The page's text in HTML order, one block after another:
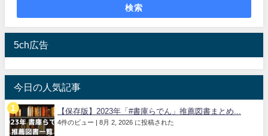
検索
5ch広告
今日の人気記事
【保存版】2023年「#書庫らでん」推薦図書まとめ...
4件のビュー | 8月 2, 2026 に投稿された